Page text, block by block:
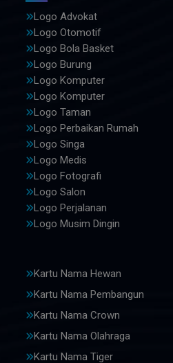
Logo Advokat
Logo Otomotif
Logo Bola Basket
Logo Burung
Logo Komputer
Logo Komputer
Logo Taman
Logo Perbaikan Rumah
Logo Singa
Logo Medis
Logo Fotografi
Logo Salon
Logo Perjalanan
Logo Musim Dingin
Kartu Nama Hewan
Kartu Nama Pembangun
Kartu Nama Crown
Kartu Nama Olahraga
Kartu Nama Tiger